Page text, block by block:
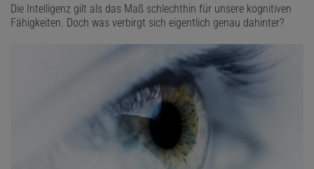
Die Intelligenz gilt als das Maß schlechthin für unsere kognitiven
Fähigkeiten. Doch was verbirgt sich eigentlich genau dahinter?